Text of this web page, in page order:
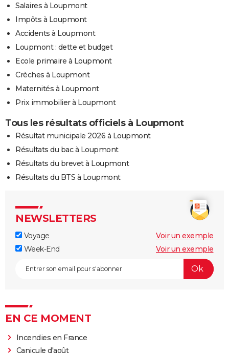
Salaires à Loupmont
Impôts à Loupmont
Accidents à Loupmont
Loupmont : dette et budget
Ecole primaire à Loupmont
Crèches à Loupmont
Maternités à Loupmont
Prix immobilier à Loupmont
Tous les résultats officiels à Loupmont
Résultat municipale 2026 à Loupmont
Résultats du bac à Loupmont
Résultats du brevet à Loupmont
Résultats du BTS à Loupmont
NEWSLETTERS
Voyage
Voir un exemple
Week-End
Voir un exemple
EN CE MOMENT
Incendies en France
Canicule d'août